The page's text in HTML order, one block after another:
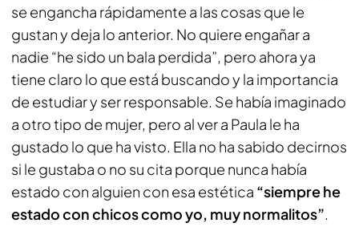
se engancha rápidamente a las cosas que le
gustan y deja lo anterior. No quiere engañar a
nadie “he sido un bala perdida”, pero ahora ya
tiene claro lo que está buscando y la importancia
de estudiar y ser responsable. Se había imaginado
a otro tipo de mujer, pero al ver a Paula le ha
gustado lo que ha visto. Ella no ha sabido decirnos
si le gustaba o no su cita porque nunca había
estado con alguien con esa estética “siempre he
estado con chicos como yo, muy normalitos”.